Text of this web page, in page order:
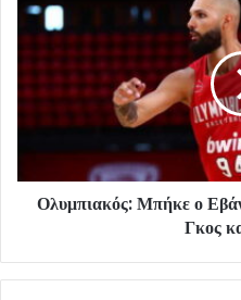
Ολυμπιακός: Μπήκε ο
Γκος